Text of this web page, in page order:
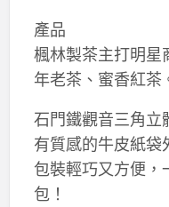
產品
楓林製茶主打明星
年老茶、蜜香紅茶
石門鐵觀音三角
有質感的牛皮紙袋
包裝輕巧又方便，
包！